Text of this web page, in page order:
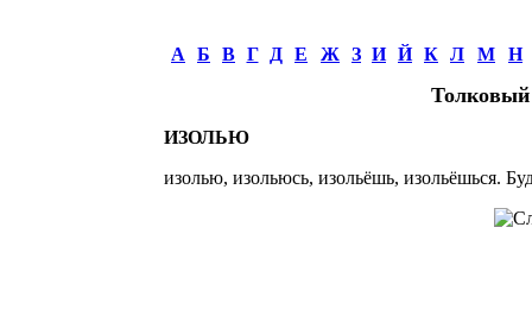
А Б В Г Д Е Ж З И Й К Л М Н
ИЗОЛЬЮ
изолью, изольюсь, изольёшь, изольёшься.